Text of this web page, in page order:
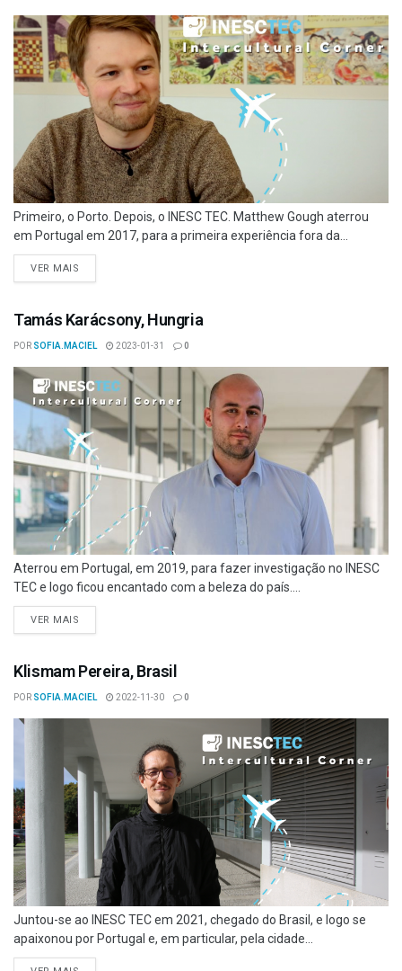
Primeiro, o Porto. Depois, o INESC TEC. Matthew Gough aterrou
em Portugal em 2017, para a primeira experiência fora da...
VER MAIS
Tamás Karácsony, Hungria
POR SOFIA.MACIEL 2023-01-31 0
Aterrou em Portugal, em 2019, para fazer investigação no INESC
TEC e logo ficou encantado com a beleza do país....
VER MAIS
Klismam Pereira, Brasil
POR SOFIA.MACIEL 2022-11-30 0
Juntou-se ao INESC TEC em 2021, chegado do Brasil, e logo se
apaixonou por Portugal e, em particular, pela cidade...